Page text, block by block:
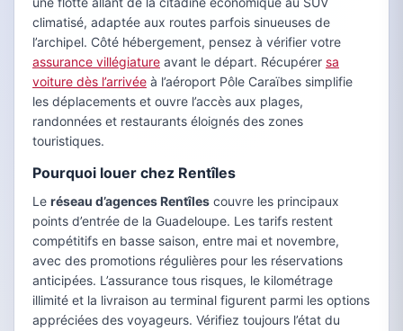
climatisé, adaptée aux routes parfois sinueuses de
l’archipel. Côté hébergement, pensez à vérifier votre
assurance villégiature avant le départ. Récupérer sa
voiture dès l’arrivée à l’aéroport Pôle Caraïbes simplifie
les déplacements et ouvre l’accès aux plages,
randonnées et restaurants éloignés des zones
touristiques.
Pourquoi louer chez Rentîles
Le réseau d’agences Rentîles couvre les principaux
points d’entrée de la Guadeloupe. Les tarifs restent
compétitifs en basse saison, entre mai et novembre,
avec des promotions régulières pour les réservations
anticipées. L’assurance tous risques, le kilométrage
illimité et la livraison au terminal figurent parmi les options
appréciées des voyageurs. Vérifiez toujours l’état du